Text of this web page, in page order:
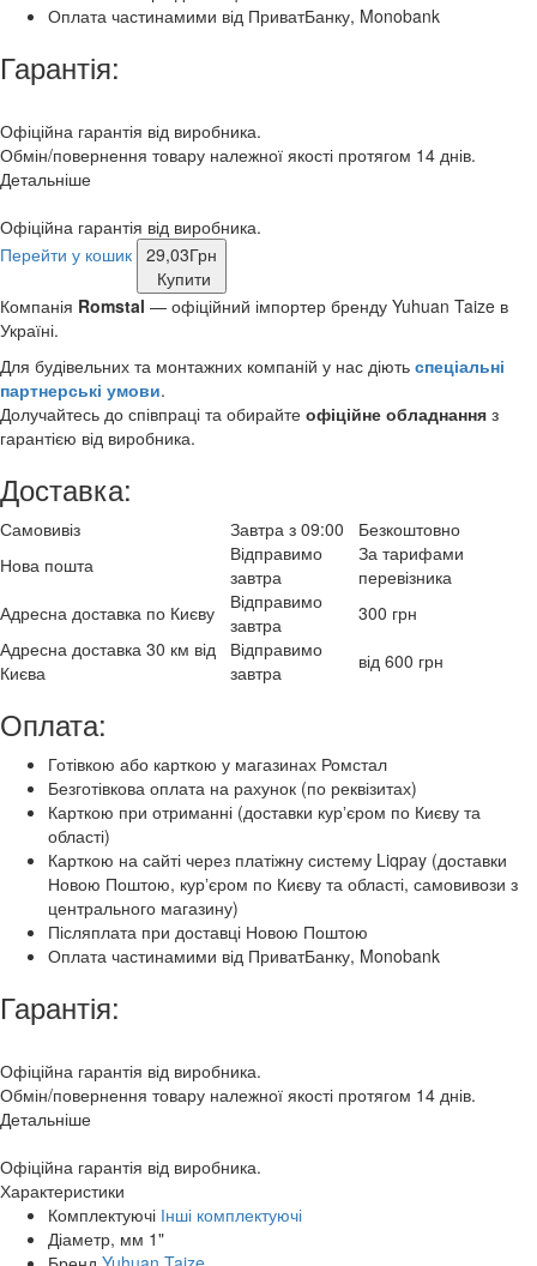
Оплата частинамими від ПриватБанку, Monobank
Гарантія:
Офіційна гарантія від виробника.
Обмін/повернення товару належної якості протягом 14 днів.
Детальніше
Офіційна гарантія від виробника.
Перейти у кошик 29,03Грн
Купити
Компанія Romstal — офіційний імпортер бренду Yuhuan Taize в
Україні.
Для будівельних та монтажних компаній у нас діють спеціальні
партнерські умови.
Долучайтесь до співпраці та обирайте офіційне обладнання з
гарантією від виробника.
Доставка:
Самовивіз Завтра з 09:00
Безкоштовно
Нова пошта
Відправимо
завтра
За тарифами
перевізника
Адресна доставка по Києву
Відправимо
завтра
300 грн
Адресна доставка 30 км від
Києва
Відправимо
завтра
від 600 грн
Оплата:
Готівкою або карткою у магазинах Ромстал
Безготівкова оплата на рахунок (по реквізитах)
Карткою при отриманні (доставки курʼєром по Києву та
області)
Карткою на сайті через платіжну систему Liqpay (доставки
Новою Поштою, курʼєром по Києву та області, самовивози з
центрального магазину)
Післяплата при доставці Новою Поштою
Оплата частинамими від ПриватБанку, Monobank
Гарантія:
Офіційна гарантія від виробника.
Обмін/повернення товару належної якості протягом 14 днів.
Детальніше
Офіційна гарантія від виробника.
Характеристики
Комплектуючі Інші комплектуючі
Діаметр, мм 1"